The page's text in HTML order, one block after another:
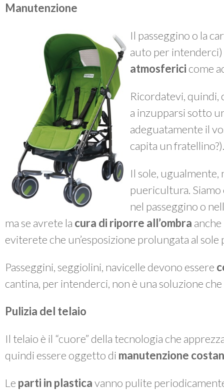
Manutenzione
Il passeggino o la
auto per
atmosferici come
Ricordatevi, quindi,
a inzupparsi sotto
adeguatamente il
capita un fratellino?).
Il sole, ugualmente,
puericultura.
nel passeggino o
ma se avrete la cura di riporre all’ombra
eviterete che un’esposizione prolungata al sole
Passeggini, seggiolini, navicelle devono essere
cantina, per intenderci, non è una soluzione
Pulizia del telaio
Il telaio è il “cuore” della tecnologia che
quindi essere oggetto di manutenzione
Le parti in plasticavanno pulite